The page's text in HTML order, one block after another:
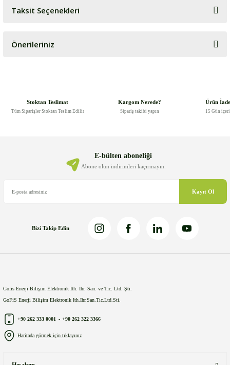
Bu ürüne ilk yorumu siz yapın!
Taksit Seçenekleri
Önerileriniz
Ürün bilgilerinde hatalar bulunuyor.
Ürün fiyatı diğer sitelerden daha pahalı.
Stoktan Teslimat
Tüm Siparişler Stoktan Teslim Edilir
Kargom Nerede?
Sipariş takibi yapın
Ürün
15 Gün
E-bülten aboneliği
Abone olun indirimleri kaçırmayın.
Kayıt Ol
Bizi Takip Edin
Gofis Enerji Bilişim Elektronik İth. İhr. San. ve Tic. Ltd. Şti.
GoFiS Enerji Bilişim Elektronik Ith.Ihr.San.Tic.Ltd.Sti.
+90 262 333 0001 - +90 262 322 3366
Haritada görmek için tıklayınız